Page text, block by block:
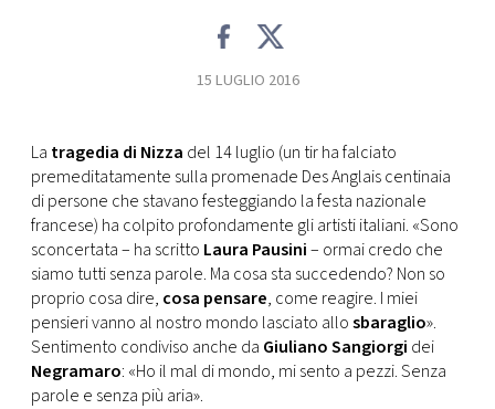
15 LUGLIO 2016
La tragedia di Nizza del 14 luglio (un tir ha falciato
premeditatamente sulla promenade Des Anglais centinaia
di persone che stavano festeggiando la festa nazionale
francese) ha colpito profondamente gli artisti italiani. «Sono
sconcertata – ha scritto Laura Pausini– ormai credo che
siamo tutti senza parole. Ma cosa sta succedendo? Non so
proprio cosa dire, cosa pensare, come reagire. I miei
pensieri vanno al nostro mondo lasciato allosbaraglio».
Sentimento condiviso anche da Giuliano Sangiorgi dei
Negramaro: «Ho il mal di mondo, mi sento a pezzi. Senza
parole e senza più aria».